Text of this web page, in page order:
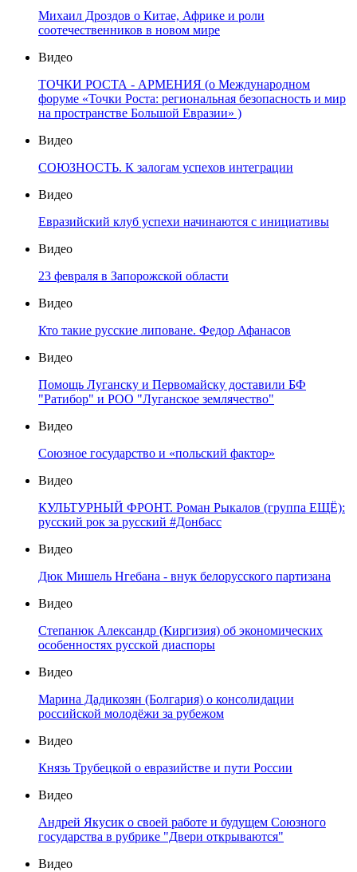
Михаил Дроздов о Китае, Африке и роли
соотечественников в новом мире
Видео
ТОЧКИ РОСТА - АРМЕНИЯ (о Международном
форуме «Точки Роста: региональная безопасность и мир
на пространстве Большой Евразии» )
Видео
СОЮЗНОСТЬ. К залогам успехов интеграции
Видео
Евразийский клуб успехи начинаются с инициативы
Видео
23 февраля в Запорожской области
Видео
Кто такие русские липоване. Федор Афанасов
Видео
Помощь Луганску и Первомайску доставили БФ
"Ратибор" и РОО "Луганское землячество"
Видео
Союзное государство и «польский фактор»
Видео
КУЛЬТУРНЫЙ ФРОНТ. Роман Рыкалов (группа ЕЩЁ):
русский рок за русский #Донбасс
Видео
Дюк Мишель Нгебана - внук белорусского партизана
Видео
Степанюк Александр (Киргизия) об экономических
особенностях русской диаспоры
Видео
Марина Дадикозян (Болгария) о консолидации
российской молодёжи за рубежом
Видео
Князь Трубецкой о евразийстве и пути России
Видео
Андрей Якусик о своей работе и будущем Союзного
государства в рубрике "Двери открываются"
Видео